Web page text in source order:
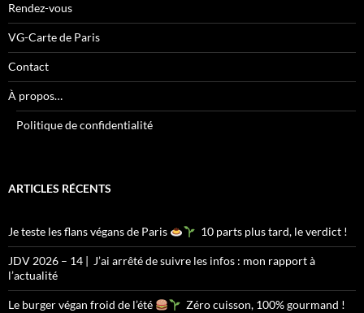
Rendez-vous
VG-Carte de Paris
Contact
À propos…
Politique de confidentialité
ARTICLES RÉCENTS
Je teste les flans végans de Paris 10 parts plus tard, le verdict !
JDV 2026 – 14 | J’ai arrêté de suivre les infos : mon rapport à
l’actualité
Le burger végan froid de l’été Zéro cuisson, 100% gourmand !